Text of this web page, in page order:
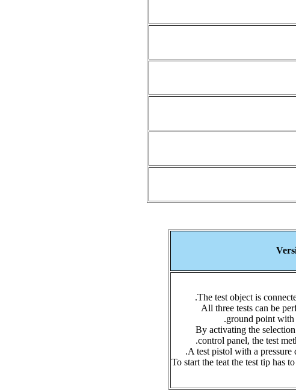
The test object is
All three tests can be
ground point with
By activating the
control panel, the test
A test pistol with a pressure
To start the teat the test tip has